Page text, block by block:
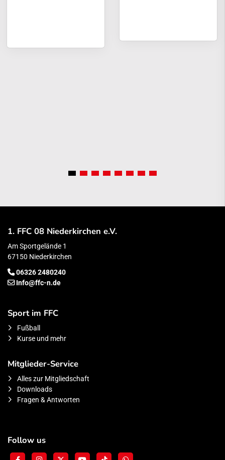
1. FFC 08 Niederkirchen e.V.
Am Sportgelände 1
67150 Niederkirchen
06326 2480240
Info@ffc-n.de
Sport im FFC
Fußball
Kurse und mehr
Mitglieder-Service
Alles zur Mitgliedschaft
Downloads
Fragen & Antworten
Follow us